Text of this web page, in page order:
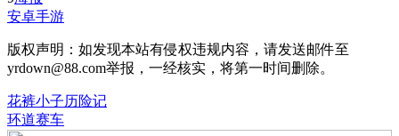
安卓手游
版权声明：如发现本站有侵权违规内容，请发送邮件至
yrdown@88.com举报，一经核实，将第一时间删除。
花裤小子历险记
环道赛车